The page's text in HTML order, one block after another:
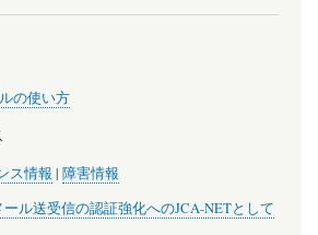
の使い方
ス情報 | 障害情報
ル送受信の認証強化へのJCA-NETとして